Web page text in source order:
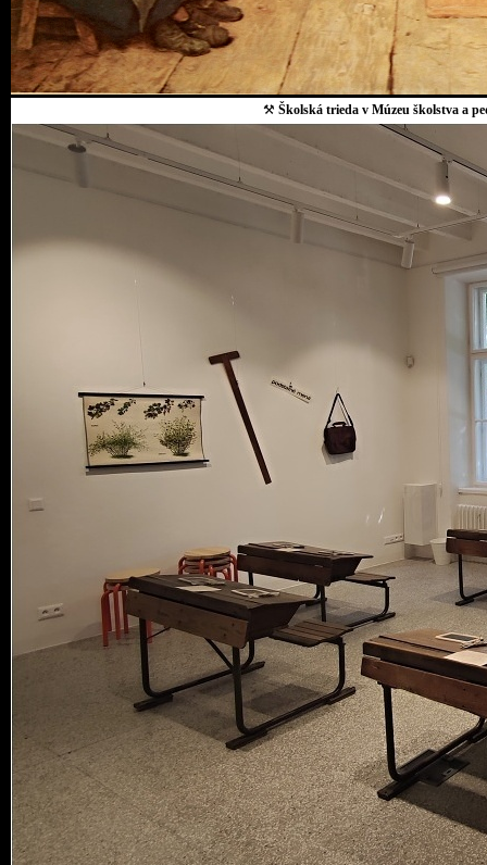
⚒Školská trieda v Múzeu školstva a